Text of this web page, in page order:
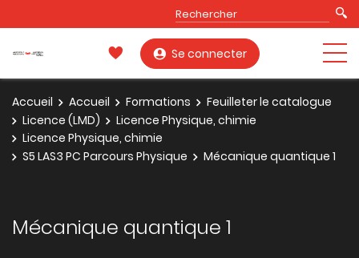
Se connecter
Accueil Accueil Formations
Feuilleter le catalogue
Licence (LMD)
Licence Physique, chimie
Licence Physique, chimie
S5 LAS3 PC Parcours Physique
Mécanique quantique 1
Mécanique quantique 1